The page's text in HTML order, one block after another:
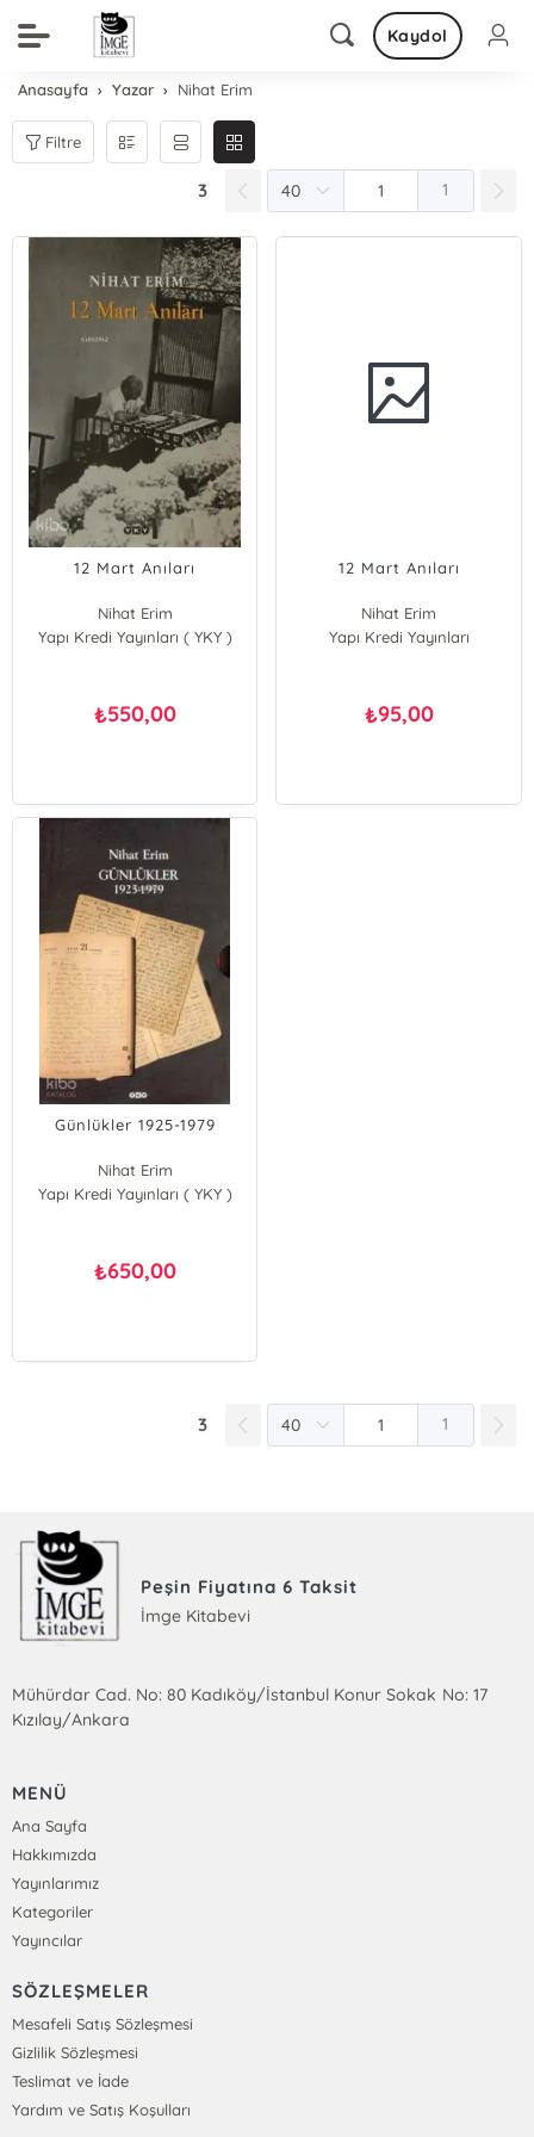
Kaydol
Anasayfa Yazar Nihat Erim
Filtre
3 1
12 Mart Anıları
Nihat Erim
Yapı Kredi Yayınları ( YKY )
₺550,00
12 Mart Anıları
Nihat Erim
Yapı Kredi Yayınları
₺95,00
Günlükler 1925-1979
Nihat Erim
Yapı Kredi Yayınları ( YKY )
₺650,00
3 1
Peşin Fiyatına 6 Taksit
İmge Kitabevi
Mühürdar Cad. No: 80 Kadıköy/İstanbul Konur Sokak No: 17
Kızılay/Ankara
MENÜ
Ana Sayfa
Hakkımızda
Yayınlarımız
Kategoriler
Yayıncılar
SÖZLEŞMELER
Mesafeli Satış Sözleşmesi
Gizlilik Sözleşmesi
Teslimat ve İade
Yardım ve Satış Koşulları